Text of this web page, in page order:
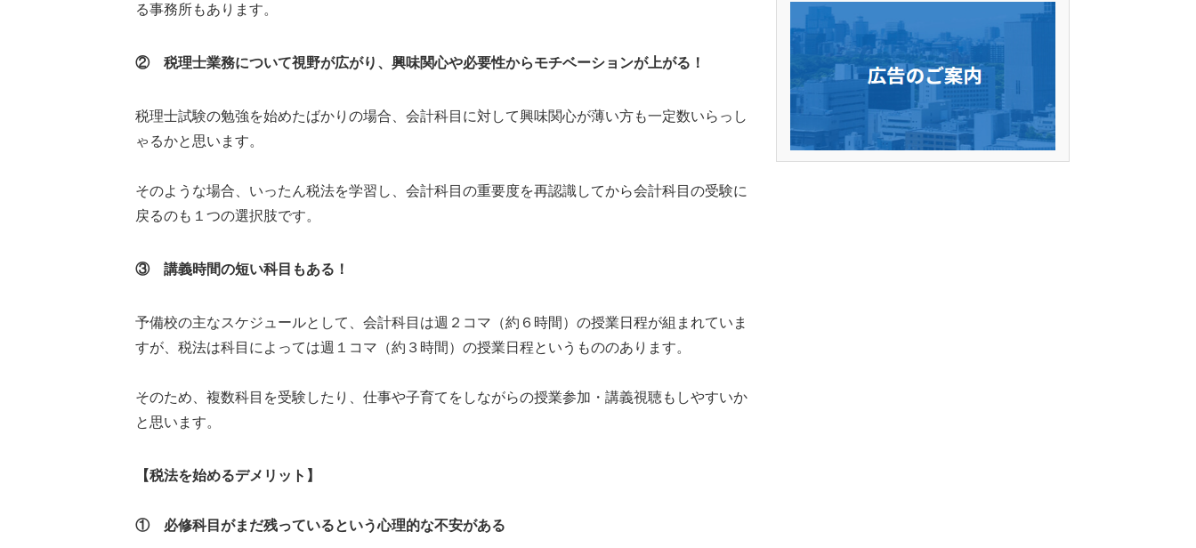
る事務所もあります。
② 税理士業務について視野が広がり、興味関心や必要性からモチベーションが上がる！
税理士試験の勉強を始めたばかりの場合、会計科目に対して興味関心が薄い方も一定数いらっし
ゃるかと思います。
そのような場合、いったん税法を学習し、会計科目の重要度を再認識してから会計科目の受験に
戻るのも１つの選択肢です。
③ 講義時間の短い科目もある！
予備校の主なスケジュールとして、会計科目は週２コマ（約６時間）の授業日程が組まれていま
すが、税法は科目によっては週１コマ（約３時間）の授業日程というもののあります。
そのため、複数科目を受験したり、仕事や子育てをしながらの授業参加・講義視聴もしやすいか
と思います。
【税法を始めるデメリット】
① 必修科目がまだ残っているという心理的な不安がある